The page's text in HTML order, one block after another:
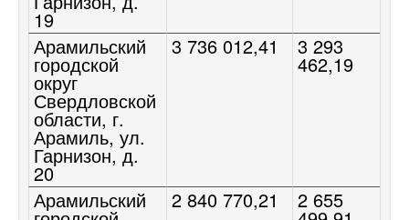
19
Арамильский
городской
округ
Свердловской
области, г.
Арамиль, ул.
Гарнизон, д.
20
3 736 012,41 3 293
462,19
Арамильский 2 840 770,21 2 655